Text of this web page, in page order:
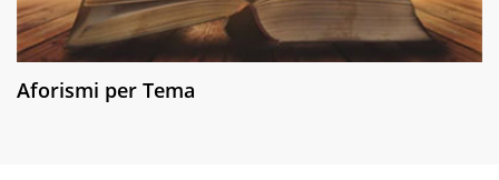
Aforismi per Tema